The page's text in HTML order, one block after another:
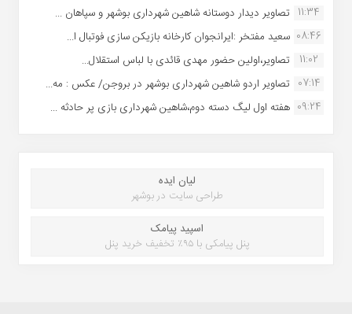
11:34 تصاویر دیدار دوستانه شاهین شهردارى بوشهر و سپاهان ...
08:46 سعید مفتخر :ایرانجوان کارخانه بازیکن سازی فوتبال ا...
11:02
تصاویر،اولین حضور مهدی قائدی با لباس استقلال...
07:14 تصاویر اردو شاهین شهرداری بوشهر در بروجن/ عکس : مه...
09:24 هفته اول لیگ دسته دوم،شاهین شهرداری بازی پر حادثه ...
لیان ایده
طراحی سایت در بوشهر
اسپید پیامک
پنل پیامکی با ۹۵٪ تخفیف خرید پنل